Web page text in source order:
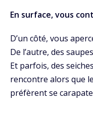
En surface, vous
D’un côté, vous
De l’autre, des
Et parfois, des
rencontre alors que
préfèrent se